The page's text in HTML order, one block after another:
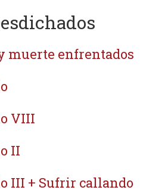
muerte enfrentados
VIII
II
III + Sufrir callando